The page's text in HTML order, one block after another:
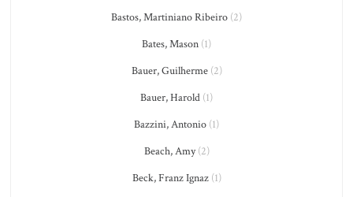
Bastos, Martiniano Ribeiro (2)
Bates, Mason (1)
Bauer, Guilherme(2)
Bauer, Harold (1)
Bazzini, Antonio (1)
Beach, Amy(2)
Beck, Franz Ignaz(1)